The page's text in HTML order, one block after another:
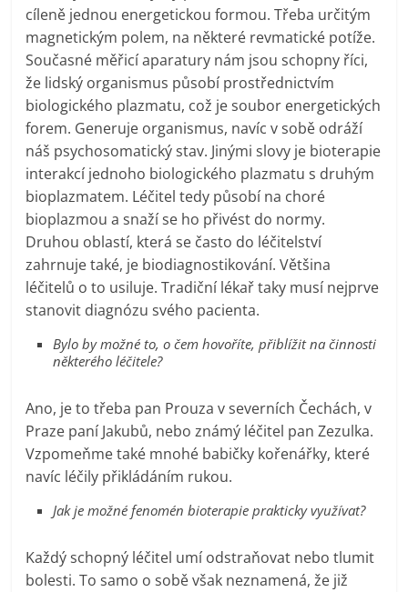
cíleně jednou energetickou formou. Třeba určitým
magnetickým polem, na některé revmatické potíže.
Současné měřicí aparatury nám jsou schopny říci,
že lidský organismus působí prostřednictvím
biologického plazmatu, což je soubor energetických
forem. Generuje organismus, navíc v sobě odráží
náš psychosomatický stav. Jinými slovy je bioterapie
interakcí jednoho biologického plazmatu s druhým
bioplazmatem. Léčitel tedy působí na choré
bioplazmou a snaží se ho přivést do normy.
Druhou oblastí, která se často do léčitelství
zahrnuje také, je biodiagnostikování. Většina
léčitelů o to usiluje. Tradiční lékař taky musí nejprve
stanovit diagnózu svého pacienta.
Bylo by možné to, o čem hovoříte, přiblížit na činnosti
některého léčitele?
Ano, je to třeba pan Prouza v severních Čechách, v
Praze paní Jakubů, nebo známý léčitel pan Zezulka.
Vzpomeňme také mnohé babičky kořenářky, které
navíc léčily přikládáním rukou.
Jak je možné fenomén bioterapie prakticky využívat?
Každý schopný léčitel umí odstraňovat nebo tlumit
bolesti. To samo o sobě však neznamená, že již